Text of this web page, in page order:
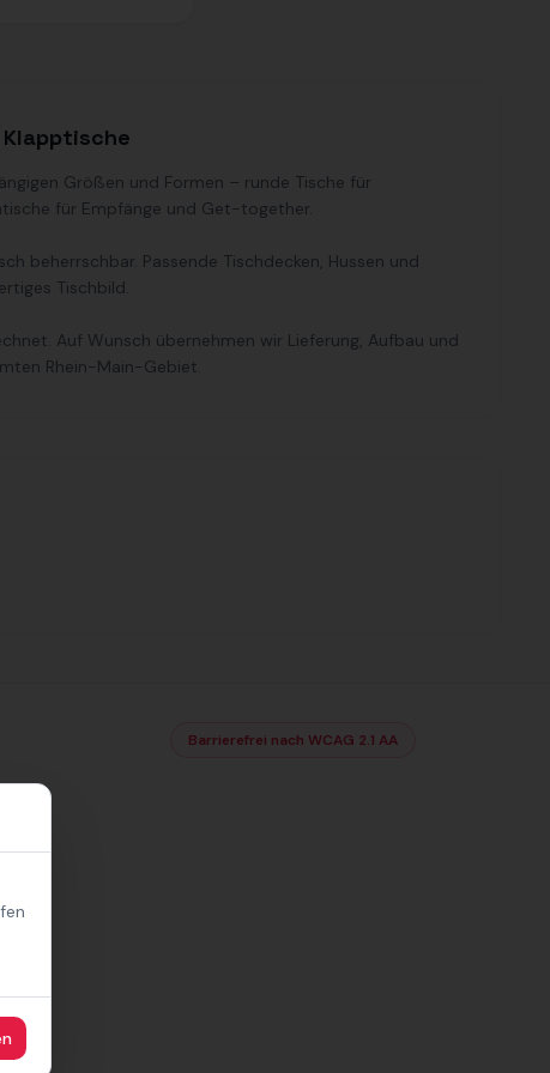
Größen und Formen – runde Tische für
für Empfänge und Get-together.
beherrschbar. Passende Tischdecken, Hussen und
Tischbild.
Auf Wunsch übernehmen wir Lieferung, Aufbau und
Rhein-Main-Gebiet.
Barrierefrei nach WCAG 2.1 AA